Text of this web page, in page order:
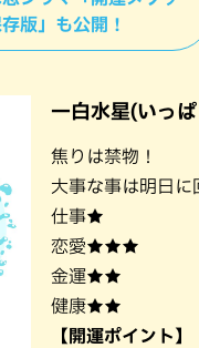
存版」も公開！
一白水星(いっ
焦りは禁物！
大事な事は明日に
仕事★
恋愛★★★
金運★★
健康★★
【開運ポイント】